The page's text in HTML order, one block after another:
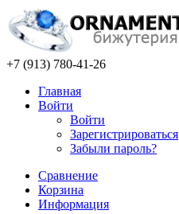
+7 (913) 780-41-26
Главная
Войти
Войти
Зарегистрироваться
Забыли пароль?
Сравнение
Корзина
Информация